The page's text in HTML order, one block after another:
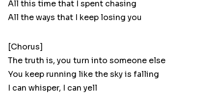
All this time that I spent chasing
All the ways that I keep losing you
[Chorus]
The truth is, you turn into someone else
You keep running like the sky is falling
I can whisper, I can yell